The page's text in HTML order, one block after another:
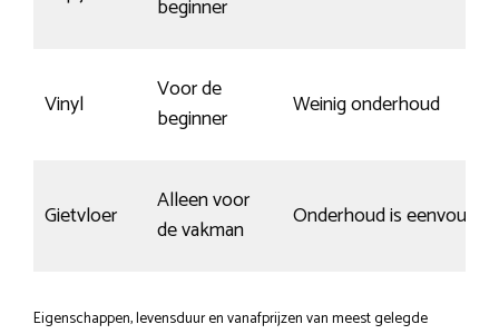
beginner
Vinyl
Voor de
beginner
Weinig onderhoud
Gietvloer
Alleen voor
de vakman
Onderhoud is eenvoudig
Eigenschappen, levensduur en vanafprijzen van meest gelegde